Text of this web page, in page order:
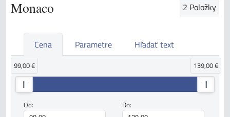
Monaco 2 Položky
Cena Parametre Hľadať text
Od: Do:
99,00 € 139,00 €